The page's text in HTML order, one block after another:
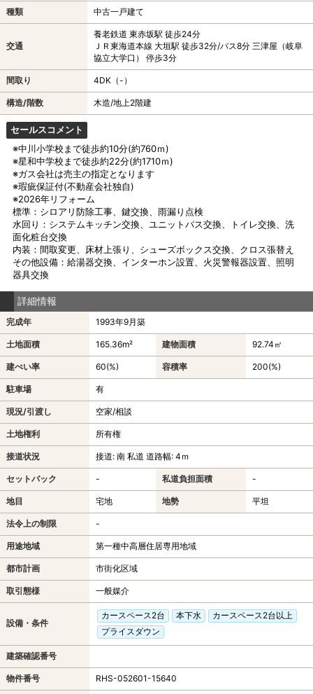
種類 中古一戸建て
交通
養老鉄道 東赤坂駅 徒歩24分
ＪＲ東海道本線 大垣駅 徒歩32分/バス8分 三津屋（岐阜
協立大学口） 停歩3分
間取り 4DK（-）
構造/階数 木造/地上2階建
セールスコメント
※中川小学校まで徒歩約10分(約760ｍ)
※星和中学校まで徒歩約22分(約1710ｍ)
※ガス会社は売主の指定となります
※瑕疵保証付(不動産会社独自)
※2026年リフォーム
標準：シロアリ防除工事、鍵交換、雨漏り点検
水回り：システムキッチン交換、ユニットバス交換、トイレ交換、洗
面化粧台交換
内装：間取変更、床材上張り、シューズボックス交換、クロス張替え
その他設備：給湯器交換、インターホン設置、火災警報器設置、照明
器具交換
詳細情報
完成年 1993年9月築
土地面積 165.36m² 建物面積 92.74㎡
建ぺい率 60(%) 容積率 200(%)
駐車場 有
現況/引渡し 空家/相談
土地権利 所有権
接道状況 接道: 南 私道 道路幅: 4ｍ
セットバック - 私道負担面積 -
地目 宅地 地勢 平坦
法令上の制限 -
用途地域 第一種中高層住居専用地域
都市計画 市街化区域
取引態様 一般媒介
設備・条件
カースペース2台 本下水
カースペース2台以上
プライスダウン
建築確認番号
物件番号 RHS-052601-15640